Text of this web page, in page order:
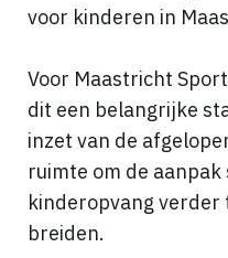
voor kinderen in
Voor Maastricht
dit een belangrijke
inzet van de
ruimte om de
kinderopvang
breiden.